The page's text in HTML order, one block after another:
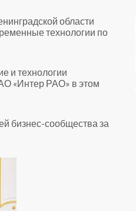
области
технологии по
и технологии
«Интер РАО» в этом
бизнес-сообщества за